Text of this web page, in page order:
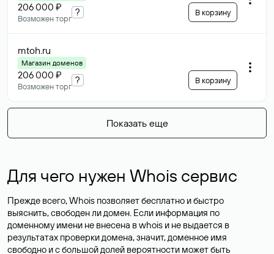
206 000 ₽
Возможен торг
? В корзину
mtoh.ru
Магазин доменов
206 000 ₽
Возможен торг
? В корзину
Показать еще
Для чего нужен Whois сервис
Прежде всего, Whois позволяет бесплатно и быстро
выяснить, свободен ли домен. Если информация по
доменному имени не внесена в whois и не выдается в
результатах проверки домена, значит, доменное имя
свободно и с большой долей вероятности может быть